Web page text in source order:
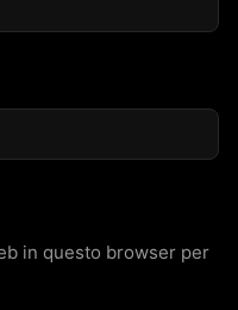
in questo browser per